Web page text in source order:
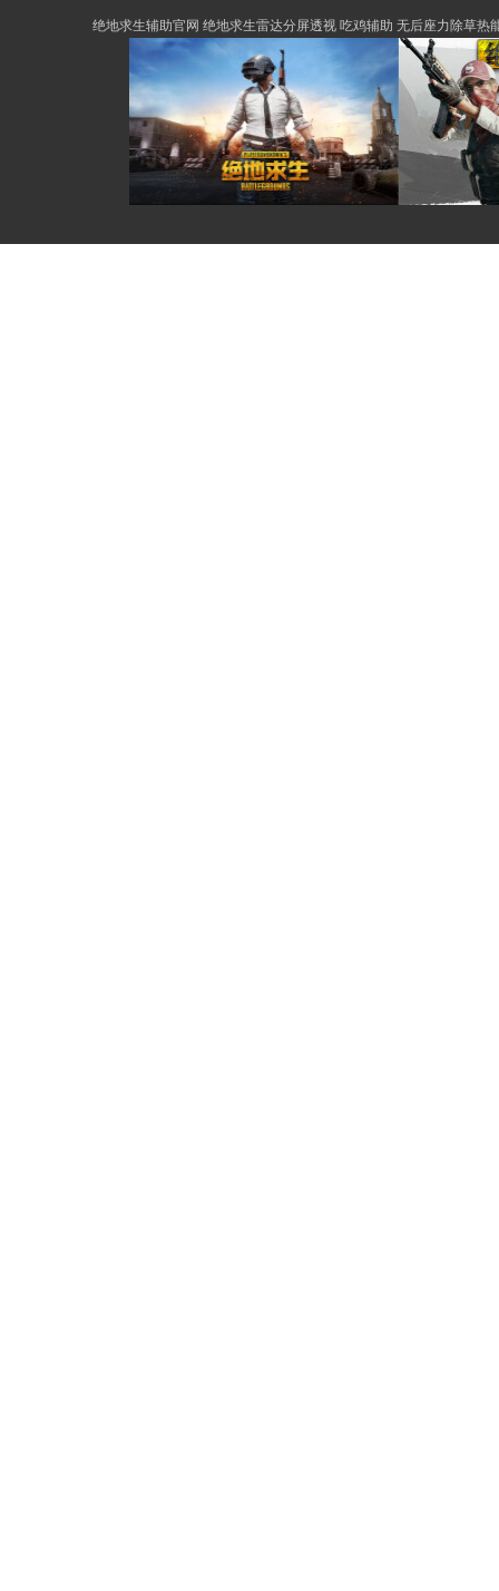
绝地求生辅助官网 绝地求生雷达分屏透视 吃鸡辅助 无后座力除草